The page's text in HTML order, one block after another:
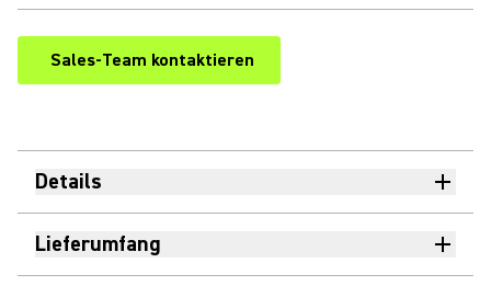
Sales-Team kontaktieren
Details
Lieferumfang